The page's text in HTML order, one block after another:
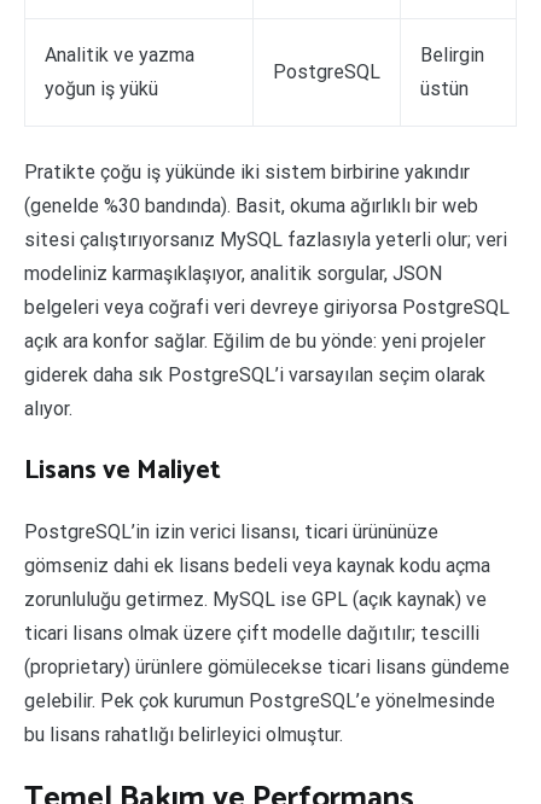
Analitik ve yazma
yoğun iş yükü
PostgreSQL
Belirgin
üstün
Pratikte çoğu iş yükünde iki sistem birbirine yakındır
(genelde %30 bandında). Basit, okuma ağırlıklı bir web
sitesi çalıştırıyorsanız MySQL fazlasıyla yeterli olur; veri
modeliniz karmaşıklaşıyor, analitik sorgular, JSON
belgeleri veya coğrafi veri devreye giriyorsa PostgreSQL
açık ara konfor sağlar. Eğilim de bu yönde: yeni projeler
giderek daha sık PostgreSQL’i varsayılan seçim olarak
alıyor.
Lisans ve Maliyet
PostgreSQL’in izin verici lisansı, ticari ürününüze
gömseniz dahi ek lisans bedeli veya kaynak kodu açma
zorunluluğu getirmez. MySQL ise GPL (açık kaynak) ve
ticari lisans olmak üzere çift modelle dağıtılır; tescilli
(proprietary) ürünlere gömülecekse ticari lisans gündeme
gelebilir. Pek çok kurumun PostgreSQL’e yönelmesinde
bu lisans rahatlığı belirleyici olmuştur.